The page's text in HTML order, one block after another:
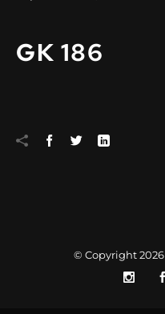
GK 186
© Copyright 2026